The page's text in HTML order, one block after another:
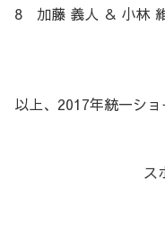
8 加藤 義人 ＆ 小林
以上、2017年統一ショ
ス